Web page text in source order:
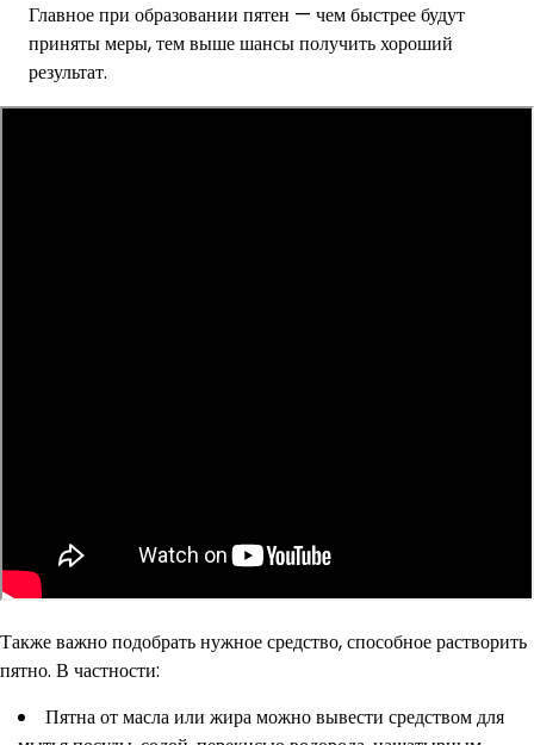
Главное при образовании пятен — чем быстрее будут
приняты меры, тем выше шансы получить хороший
результат.
Также важно подобрать нужное средство, способное растворить
пятно. В частности:
Пятна от масла или жира можно вывести средством для